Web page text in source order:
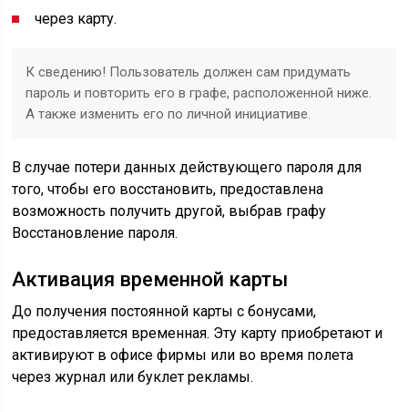
через карту.
К сведению! Пользователь должен сам придумать
пароль и повторить его в графе, расположенной ниже.
А также изменить его по личной инициативе.
В случае потери данных действующего пароля для
того, чтобы его восстановить, предоставлена
возможность получить другой, выбрав графу
Восстановление пароля.
Активация временной карты
До получения постоянной карты с бонусами,
предоставляется временная. Эту карту приобретают и
активируют в офисе фирмы или во время полета
через журнал или буклет рекламы.